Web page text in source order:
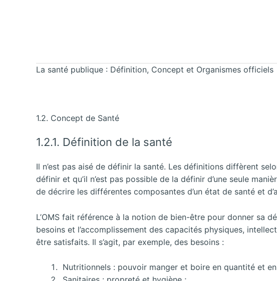
La santé publique : Définition, Concept et Organismes officiels
1.2. Concept de Santé
1.2.1. Définition de la santé
Il n’est pas aisé de définir la santé. Les définitions diffèrent
définir et qu’il n’est pas possible de la définir d’une seule
de décrire les différentes composantes d’un état de santé et
L’OMS fait référence à la notion de bien-être pour donner sa
besoins et l’accomplissement des capacités physiques,
être satisfaits. Il s’agit, par exemple, des besoins :
Nutritionnels : pouvoir manger et boire en quantité et